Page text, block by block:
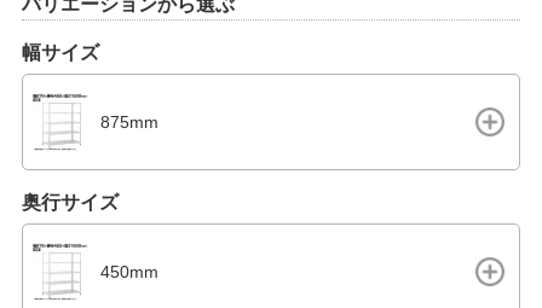
バリエーションから選ぶ
幅サイズ
875mm
奥行サイズ
450mm